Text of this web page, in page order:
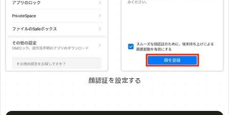
顔認証を設定する